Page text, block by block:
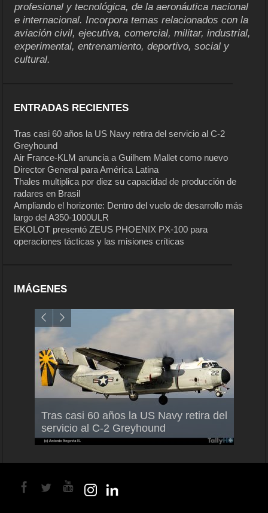
profesional y tecnológica, de la aeronáutica nacional
e internacional. Incorpora temas relacionados con la
aviación civil, ejecutiva, comercial, militar, industrial,
experimental, entrenamiento, deportivo, social y
cultural.
ENTRADAS RECIENTES
Tras casi 60 años la US Navy retira del servicio al C-2
Greyhound
Air France-KLM anuncia a Guilhem Mallet como nuevo
Director General para América Latina
Thales multiplica por diez su capacidad de producción de
radares en Brasil
Ampliando el horizonte: Dentro del vuelo de desarrollo más
largo del A350-1000ULR
EKOLOT presentó ZEUS PHOENIX PX-100 para
operaciones tácticas y las misiones críticas
IMÁGENES
Tras casi 60 años la US Navy retira del
servicio al C-2 Greyhound
Air France-KLM anuncia a Guilhem
Mallet como nuevo Director General
para América Latina